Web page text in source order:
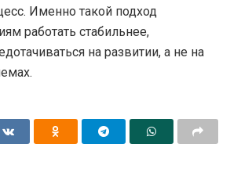
Именно такой подход
работать стабильнее,
на развитии, а не на